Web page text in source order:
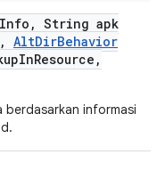
Info , String apk
, AltDirBehavior
InResource ,
berdasarkan informasi